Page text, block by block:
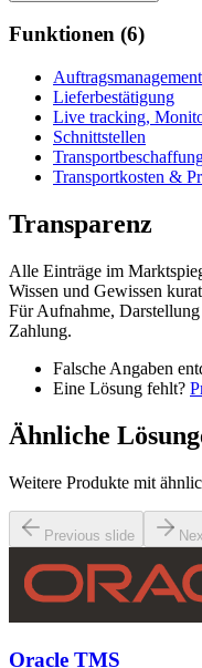
Funktionen (6)
Auftragsmanagement
Lieferbestätigung
Live tracking,
Schnittstellen
Transportkosten &
Transparenz
Alle Einträge im
Wissen und Gewissen
Für Aufnahme,
Zahlung.
Falsche Angaben
Eine Lösung fehlt?
Ähnliche
Weitere Produkte mit
Previous slide
Oracle TMS